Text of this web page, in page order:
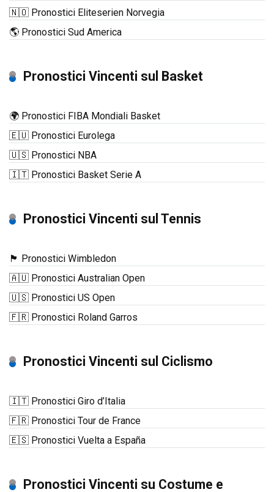
🇳🇴 Pronostici Eliteserien Norvegia
🌎 Pronostici Sud America
Pronostici Vincenti sul Basket
🌍 Pronostici FIBA Mondiali Basket
🇪🇺 Pronostici Eurolega
🇺🇸 Pronostici NBA
🇮🇹 Pronostici Basket Serie A
Pronostici Vincenti sul Tennis
🏴󠁧󠁢󠁥󠁮󠁧󠁿 Pronostici Wimbledon
🇦🇺 Pronostici Australian Open
🇺🇸 Pronostici US Open
🇫🇷 Pronostici Roland Garros
Pronostici Vincenti sul Ciclismo
🇮🇹 Pronostici Giro d’Italia
🇫🇷 Pronostici Tour de France
🇪🇸 Pronostici Vuelta a España
Pronostici Vincenti su Costume e